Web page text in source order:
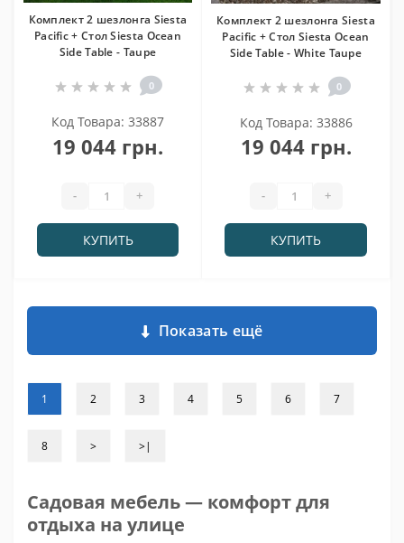
Комплект 2 шезлонга Siesta
Pacific + Стол Siesta Ocean
Side Table - Taupe
0
Код Товара: 33887
19 044 грн.
- +
КУПИТЬ
Комплект 2 шезлонга Siesta
Pacific + Стол Siesta Ocean
Side Table - White Taupe
0
Код Товара: 33886
19 044 грн.
- +
КУПИТЬ
Показать ещё
1 2 3 4 5 6 7
8 > >|
Садовая мебель — комфорт для
отдыха на улице